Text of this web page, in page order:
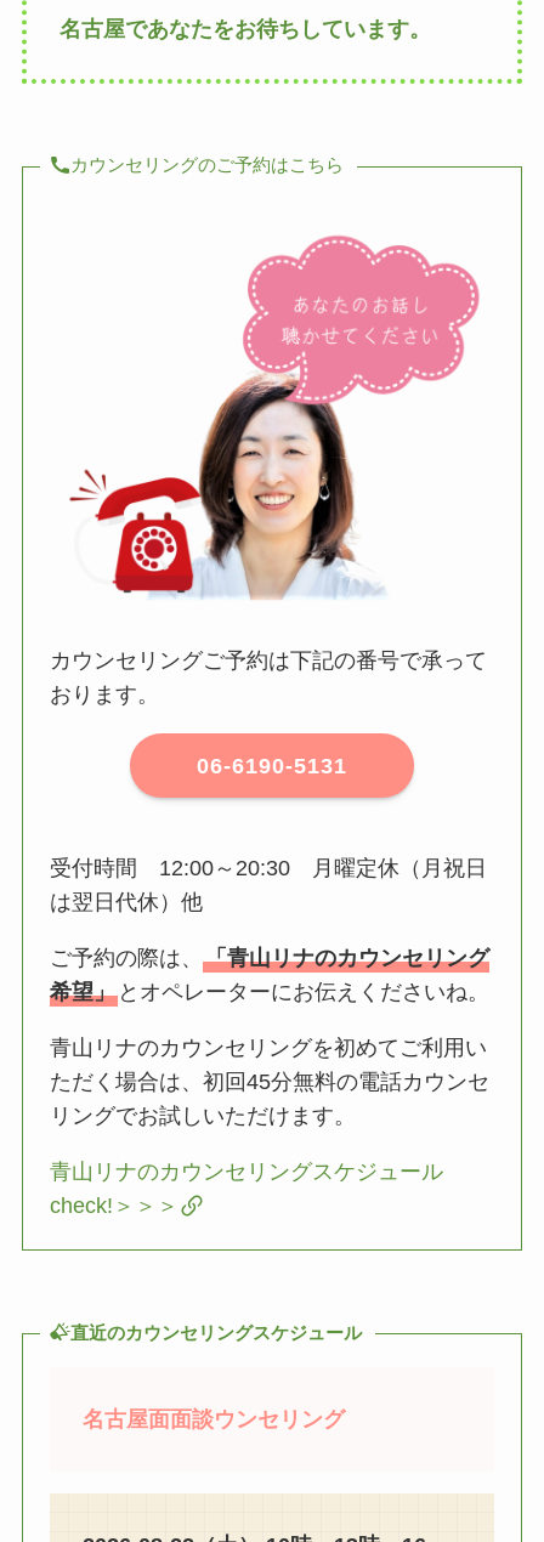
名古屋であなたをお待ちしています。
カウンセリングのご予約はこちら
カウンセリングご予約は下記の番号で承って
おります。
06-6190-5131
受付時間 12:00～20:30 月曜定休（月祝日
は翌日代休）他
ご予約の際は、「青山リナのカウンセリング
希望」 とオペレーターにお伝えくださいね。
青山リナのカウンセリングを初めてご利用い
ただく場合は、初回45分無料の電話カウンセ
リングでお試しいただけます。
青山リナのカウンセリングスケジュール
check!＞＞＞
直近のカウンセリングスケジュール
名古屋面面談ウンセリング